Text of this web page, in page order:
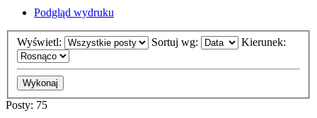
Podgląd wydruku
Wyświetl: Sortuj wg: Kierunek:
Posty: 75